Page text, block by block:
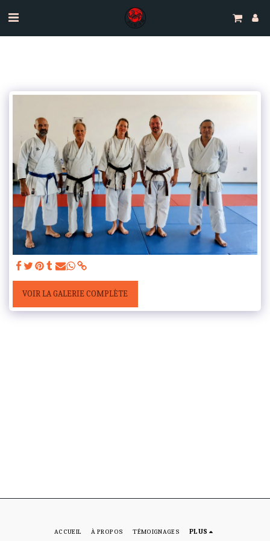
VOIR LA GALERIE COMPLÈTE
ACCUEIL À PROPOS TÉMOIGNAGES PLUS